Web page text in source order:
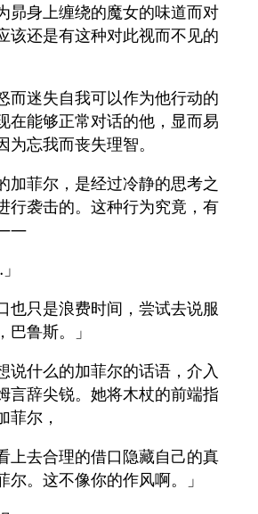
昴身上缠绕的魔女的味道而对
该还是有这种对此视而不见的
而迷失自我可以作为他行动的
在能够正常对话的他，显而易
为忘我而丧失理智。
加菲尔，是经过冷静的思考之
行袭击的。这种行为究竟，有
——
也只是浪费时间，尝试去说服
巴鲁斯。」
说什么的加菲尔的话语，介入
言辞尖锐。她将木杖的前端指
菲尔，
上去合理的借口隐藏自己的真
尔。这不像你的作风啊。」